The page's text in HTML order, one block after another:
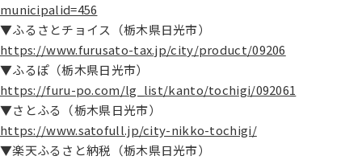
municipalid=456
▼ふるさとチョイス（栃木県日光市）
https://www.furusato-tax.jp/city/product/09206
▼ふるぽ（栃木県日光市）
https://furu-po.com/lg_list/kanto/tochigi/092061
▼さとふる（栃木県日光市）
https://www.satofull.jp/city-nikko-tochigi/
▼楽天ふるさと納税（栃木県日光市）